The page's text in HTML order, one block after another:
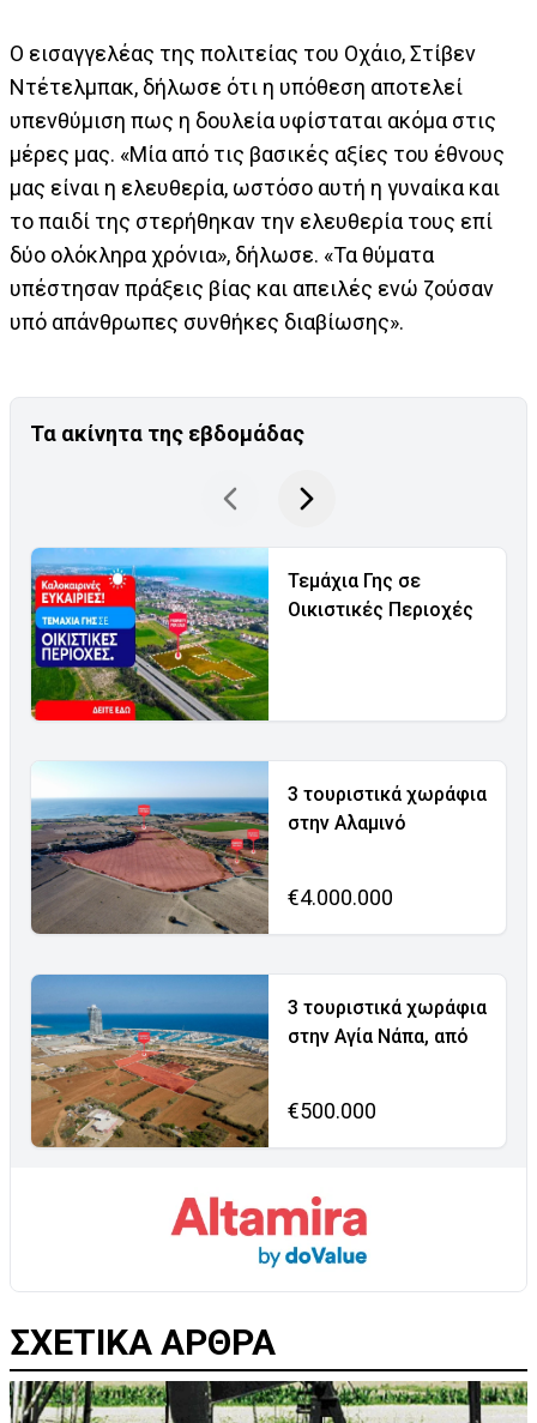
Ο εισαγγελέας της πολιτείας του Οχάιο, Στίβεν
Ντέτελμπακ, δήλωσε ότι η υπόθεση αποτελεί
υπενθύμιση πως η δουλεία υφίσταται ακόμα στις
μέρες μας. «Μία από τις βασικές αξίες του έθνους
μας είναι η ελευθερία, ωστόσο αυτή η γυναίκα και
το παιδί της στερήθηκαν την ελευθερία τους επί
δύο ολόκληρα χρόνια», δήλωσε. «Τα θύματα
υπέστησαν πράξεις βίας και απειλές ενώ ζούσαν
υπό απάνθρωπες συνθήκες διαβίωσης».
Τα ακίνητα της εβδομάδας
Τεμάχια Γης σε
Οικιστικές Περιοχές
3 τουριστικά χωράφια
στην Αλαμινό
€4.000.000
3 τουριστικά χωράφια
στην Αγία Νάπα, από
€500.000
ΣΧΕΤΙΚΑ ΑΡΘΡΑ